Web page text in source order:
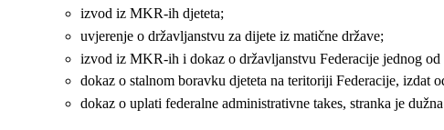
izvod iz MKR-ih djeteta;
uvjerenje o državljanstvu za dijete iz matične države;
izvod iz MKR-ih i dokaz o državljanstvu Federacije jednog
dokaz o stalnom boravku djeteta na teritoriji Federacije, izdat
dokaz o uplati federalne administrativne takes, stranka je